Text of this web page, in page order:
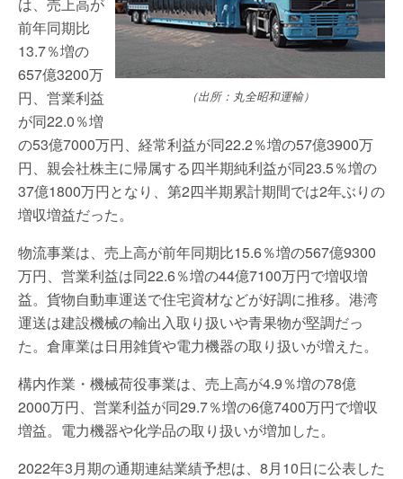
（出所：丸全昭和運輸）
前年同期比
13.7％増の
657億3200万
円、営業利益
が同22.0％増
の53億7000万円、経常利益が同22.2％増の57億3900万
円、親会社株主に帰属する四半期純利益が同23.5％増の
37億1800万円となり、第2四半期累計期間では2年ぶりの
増収増益だった。
物流事業は、売上高が前年同期比15.6％増の567億9300
万円、営業利益は同22.6％増の44億7100万円で増収増
益。貨物自動車運送で住宅資材などが好調に推移。港湾
運送は建設機械の輸出入取り扱いや青果物が堅調だっ
た。倉庫業は日用雑貨や電力機器の取り扱いが増えた。
構内作業・機械荷役事業は、売上高が4.9％増の78億
2000万円、営業利益が同29.7％増の6億7400万円で増収
増益。電力機器や化学品の取り扱いが増加した。
2022年3月期の通期連結業績予想は、8月10日に公表した